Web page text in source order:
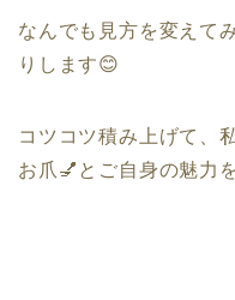
なんでも見方を変えて
りします😊
コツコツ積み上げて、
お爪 💅 とご自身の魅力